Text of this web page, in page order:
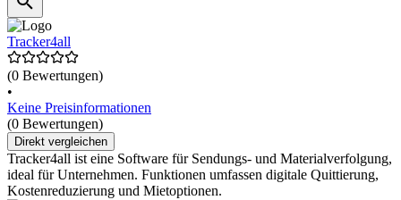
Tracker4all
(0 Bewertungen)
•
Keine Preisinformationen
(0 Bewertungen)
Direkt vergleichen
Tracker4all ist eine Software für Sendungs- und Materialverfolgung,
ideal für Unternehmen. Funktionen umfassen digitale Quittierung,
Kostenreduzierung und Mietoptionen.